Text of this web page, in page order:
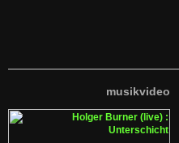
musikvideo